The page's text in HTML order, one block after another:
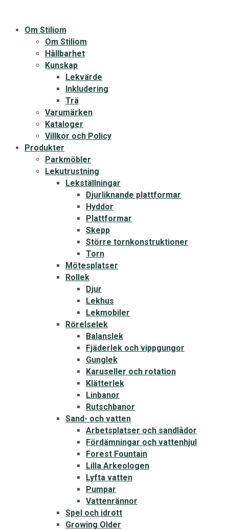
Om Stiliom
Om Stiliom
Hållbarhet
Kunskap
Lekvärde
Inkludering
Trä
Varumärken
Kataloger
Villkor och Policy
Produkter
Parkmöbler
Lekutrustning
Lekställningar
Djurliknande plattformar
Hyddor
Plattformar
Skepp
Större tornkonstruktioner
Torn
Mötesplatser
Rollek
Djur
Lekhus
Lekmobiler
Rörelselek
Balanslek
Fjäderlek och vippgungor
Gunglek
Karuseller och rotation
Klätterlek
Linbanor
Rutschbanor
Sand- och vatten
Arbetsplatser och sandlådor
Fördämningar och vattenhjul
Forest Fountain
Lilla Arkeologen
Lyfta vatten
Pumpar
Vattenrännor
Spel och idrott
Growing Older